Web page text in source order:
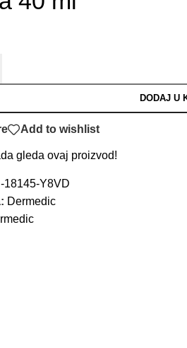
DODAJ U
Add to wishlist
gleda ovaj proizvod!
18145-Y8VD
Dermedic